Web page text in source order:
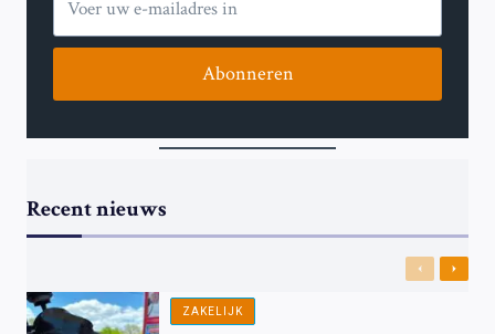
Abonneren
Recent nieuws
Previous
Next
ZAKELIJK